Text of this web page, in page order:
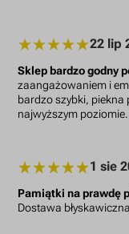
22 lip
Sklep bardzo godny
zaangażowaniem i
bardzo szybki,
najwyższym
1 sie
Pamiątki na prawdę
Dostawa